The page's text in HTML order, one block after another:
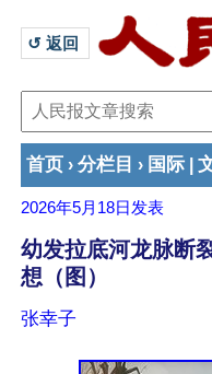
↺ 返回
首页 › 分栏目 › 国际
2026年5月18日 发表
幼发拉底河龙脉断
想（图）
张幸子